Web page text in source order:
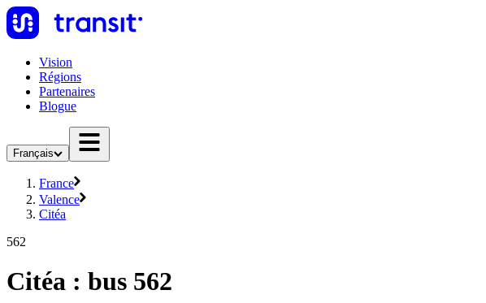
Vision
Régions
Partenaires
Blogue
Français
France
Valence
Citéa
562
Citéa : bus 562